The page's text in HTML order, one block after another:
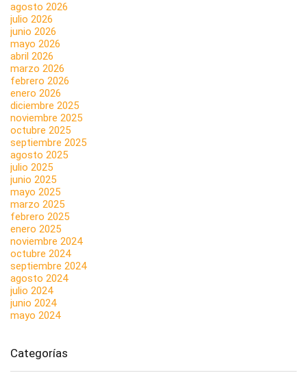
agosto 2026
julio 2026
junio 2026
mayo 2026
abril 2026
marzo 2026
febrero 2026
enero 2026
diciembre 2025
noviembre 2025
octubre 2025
septiembre 2025
agosto 2025
julio 2025
junio 2025
mayo 2025
marzo 2025
febrero 2025
enero 2025
noviembre 2024
octubre 2024
septiembre 2024
agosto 2024
julio 2024
junio 2024
mayo 2024
Categorías